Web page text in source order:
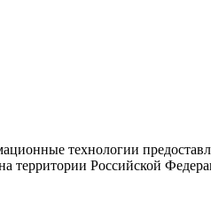
технологии
территории Российской